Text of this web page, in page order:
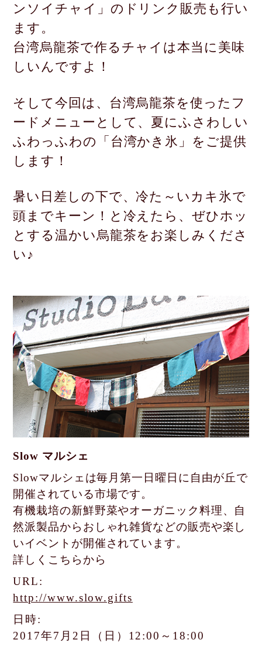
ンソイチャイ」のドリンク販売も行い
ます。
台湾烏龍茶で作るチャイは本当に美味
しいんですよ！
そして今回は、台湾烏龍茶を使ったフ
ードメニューとして、 夏にふさわしい
ふわっふわの「台湾かき氷」をご提供
します！
暑い日差しの下で、冷た～いカキ氷で
頭までキーン！と冷えたら、ぜひホッ
とする温かい烏龍茶をお楽しみくださ
い♪
Slow マルシェ
Slowマルシェは毎月第一日曜日に自由が丘で
開催されている市場です。
有機栽培の新鮮野菜やオーガニック料理、自
然派製品からおしゃれ雑貨などの販売や楽し
いイベントが開催されています。
詳しくこちらから
URL:
http://www.slow.gifts
日時:
2017年7月2日（日）12:00～18:00